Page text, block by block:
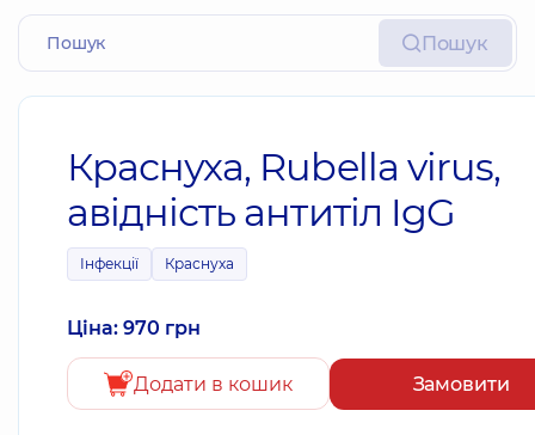
Пошук
Краснуха, Rubella virus,
авідність антитіл IgG
Інфекції Краснуха
Ціна: 970 грн
Додати в кошик Замовити